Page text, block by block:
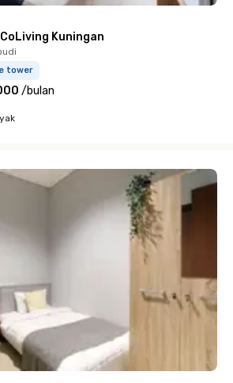
Kuningan
tower
/bulan